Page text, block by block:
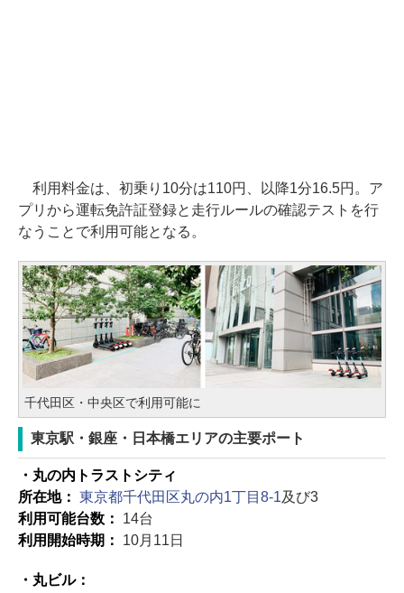
利用料金は、初乗り10分は110円、以降1分16.5円。ア
プリから運転免許証登録と走行ルールの確認テストを行
なうことで利用可能となる。
千代田区・中央区で利用可能に
東京駅・銀座・日本橋エリアの主要ポート
・丸の内トラストシティ
所在地： 東京都千代田区丸の内1丁目8-1及び3
利用可能台数： 14台
利用開始時期： 10月11日
・丸ビル：